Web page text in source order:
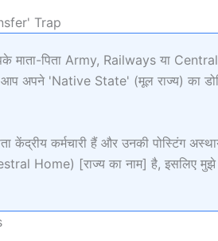
Trap
माता-पिता Army, Railways या
आप अपने 'Native State' (मूल राज्य) का
केंद्रीय कर्मचारी हैं और उनकी पोस्टिंग
Home) [राज्य का नाम] है, इसलिए मुझे